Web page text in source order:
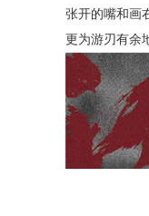
张开的嘴和画
更为游刃有余